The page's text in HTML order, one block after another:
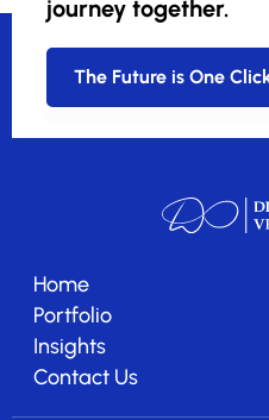
journey together.
The Future is One
Home
Portfolio
Insights
Contact Us